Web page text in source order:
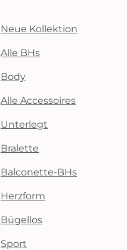
Neue Kollektion
Alle BHs
Body
Alle Accessoires
Unterlegt
Bralette
Balconette-BHs
Herzform
Bügellos
Sport